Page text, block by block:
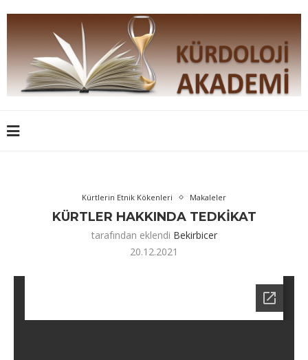
Kürtlerin Etnik Kökenleri Makaleler
KÜRTLER HAKKINDA TEDKİKAT
tarafından eklendi Bekirbicer
20.12.2021